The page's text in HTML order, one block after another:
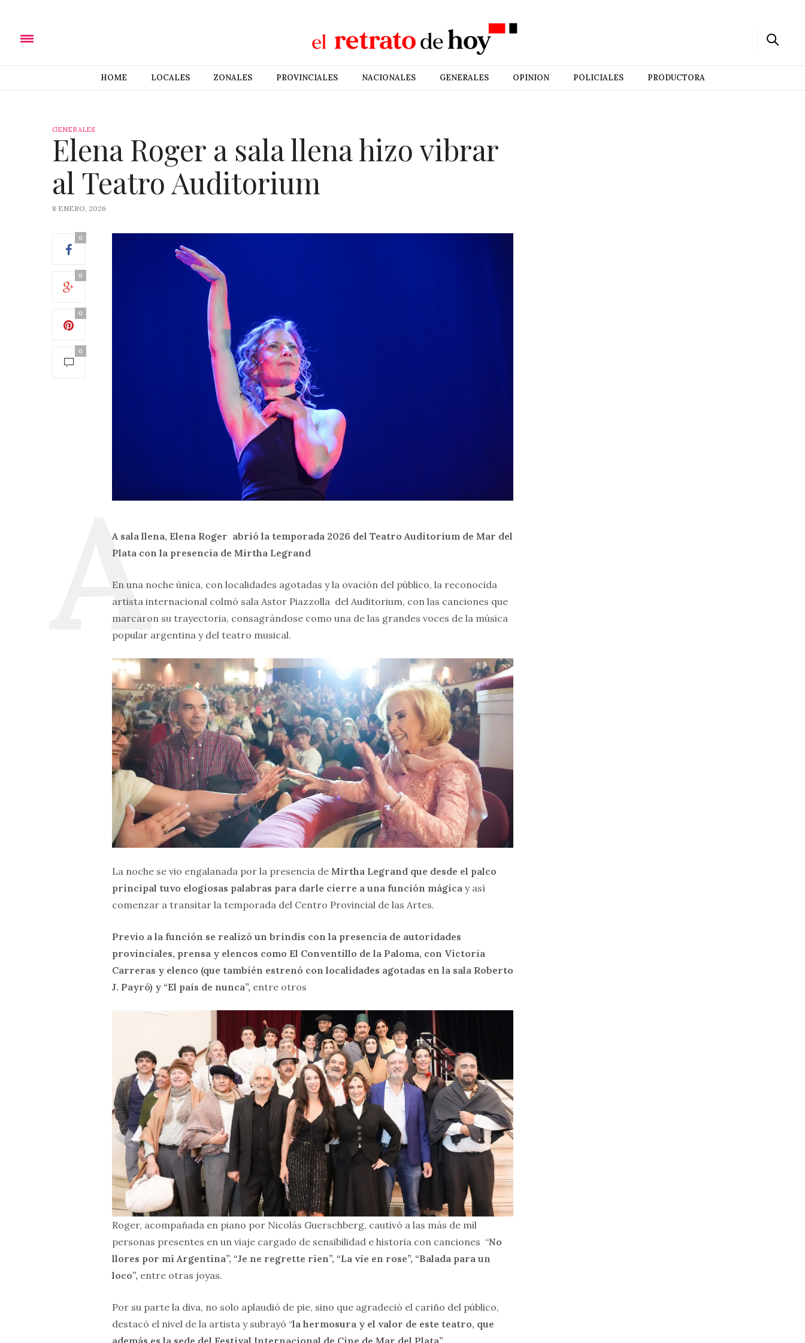
HOME LOCALES ZONALES PROVINCIALES NACIONALES GENERALES OPINION POLICIALES PRODUCTORA
GENERALES
Elena Roger a sala llena hizo vibrar
al Teatro Auditorium
8 ENERO, 2026
0
0
0
0
A sala llena, Elena Roger abrió la temporada 2026 del Teatro Auditorium de Mar del
Plata con la presencia de Mirtha Legrand
En una noche única, con localidades agotadas y la ovación del público, la reconocida
artista internacional colmó sala Astor Piazzolla del Auditorium, con las canciones que
marcaron su trayectoria, consagrándose como una de las grandes voces de la música
popular argentina y del teatro musical.
La noche se vio engalanada por la presencia de Mirtha Legrand que desde el palco
principal tuvo elogiosas palabras para darle cierre a una función mágica y así
comenzar a transitar la temporada del Centro Provincial de las Artes.
Previo a la función se realizó un brindis con la presencia de autoridades
provinciales, prensa y elencos como El Conventillo de la Paloma, con Victoria
Carreras y elenco (que también estrenó con localidades agotadas en la sala Roberto
J. Payró) y “El país de nunca”, entre otros
Roger, acompañada en piano por Nicolás Guerschberg, cautivó a las más de mil
personas presentes en un viaje cargado de sensibilidad e historia con canciones “No
llores por mi Argentina”, “Je ne regrette rien”, “La vie en rose”, “Balada para un
loco”, entre otras joyas.
Por su parte la diva, no solo aplaudió de pie, sino que agradeció el cariño del público,
destacó el nivel de la artista y subrayó “la hermosura y el valor de este teatro, que